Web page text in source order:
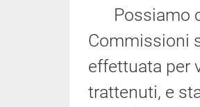
Possiamo
Commissioni
effettuata per
trattenuti, e